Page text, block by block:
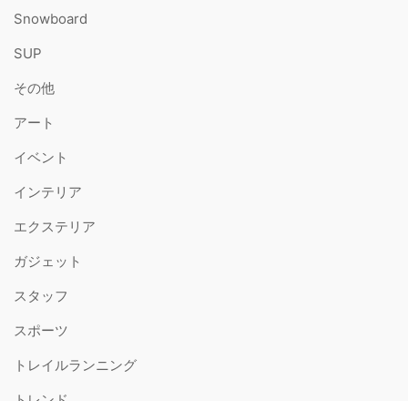
Snowboard
SUP
その他
アート
イベント
インテリア
エクステリア
ガジェット
スタッフ
スポーツ
トレイルランニング